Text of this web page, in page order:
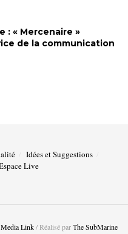
: « Mercenaire »
de la communication
Idées et Suggestions
Live
Link/ Réalisé parThe SubMarine